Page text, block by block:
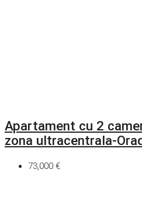
Apartament cu 2
zona ultracentrala-
73,000 €